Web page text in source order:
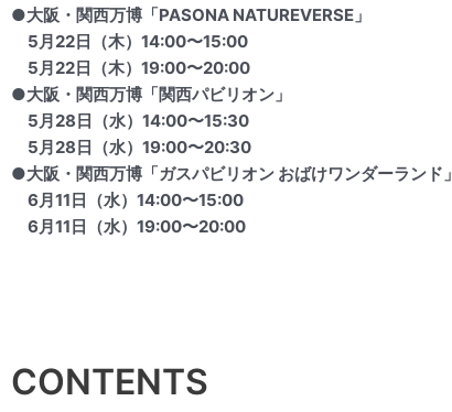
●大阪・関西万博「PASONA NATUREVERSE」
5月22日（木）14:00〜15:00
5月22日（木）19:00〜20:00
●大阪・関西万博「関西パビリオン」
5月28日（水）14:00〜15:30
5月28日（水）19:00〜20:30
●大阪・関西万博「ガスパビリオン おばけワンダーランド」
6月11日（水）14:00〜15:00
6月11日（水）19:00〜20:00
CONTENTS